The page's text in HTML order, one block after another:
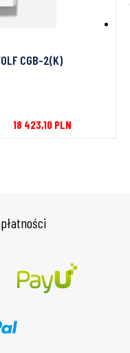
CGB-2(K)
18 423,10 PLN